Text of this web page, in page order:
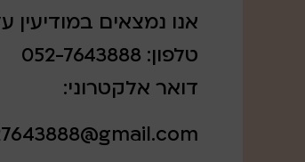
אנו נמצאים במודיעין
טלפון: 052-7643888
דואר אלקטרוני: